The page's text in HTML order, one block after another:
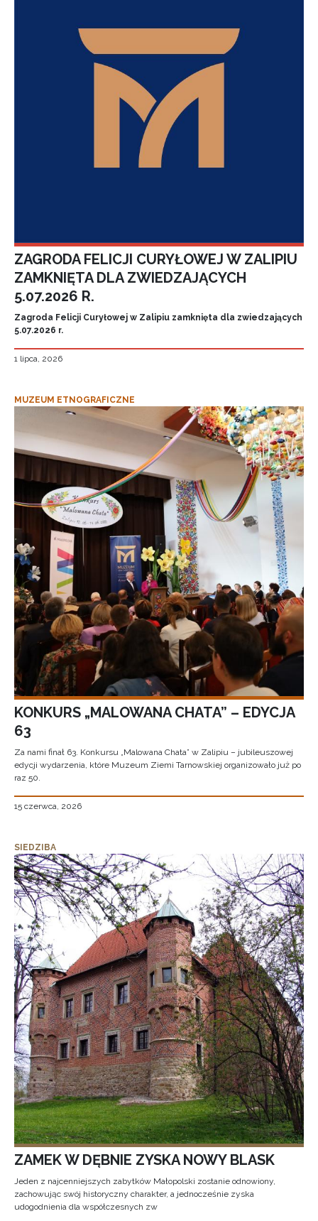
ZAGRODA FELICJI CURYŁOWEJ W ZALIPIU
ZAMKNIĘTA DLA ZWIEDZAJĄCYCH
5.07.2026 R.
Zagroda Felicji Curyłowej w Zalipiu zamknięta dla zwiedzających
5.07.2026 r.
1 lipca, 2026
MUZEUM ETNOGRAFICZNE
KONKURS „MALOWANA CHATA” – EDYCJA
63
Za nami finał 63. Konkursu „Malowana Chata” w Zalipiu – jubileuszowej
edycji wydarzenia, które Muzeum Ziemi Tarnowskiej organizowało już po
raz 50.
15 czerwca, 2026
SIEDZIBA
ZAMEK W DĘBNIE ZYSKA NOWY BLASK
Jeden z najcenniejszych zabytków Małopolski zostanie odnowiony,
zachowując swój historyczny charakter, a jednocześnie zyska
udogodnienia dla współczesnych zw